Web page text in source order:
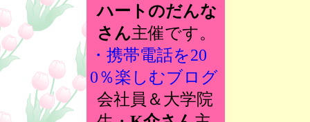
ハートのだんな
さん主催です。
・携帯電話を20
0％楽しむブログ
会社員＆大学院